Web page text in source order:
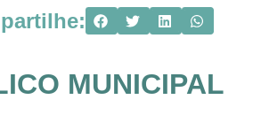
MUNICIPAL